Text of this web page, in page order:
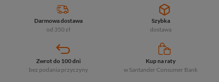
Darmowa dostawa
od 350 zł
Szybka
dostawa
Zwrot do 100 dni
bez podania przyczyny
Kup na raty
w Santander Consumer Bank